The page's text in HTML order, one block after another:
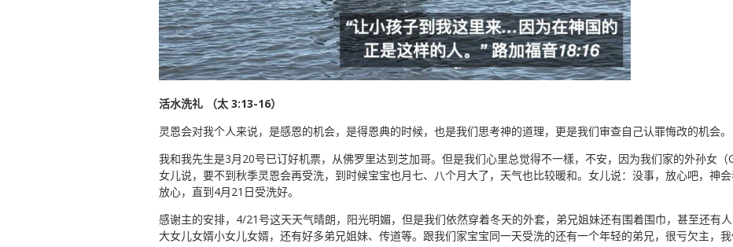
活水洗礼 （太 3:13-16）
灵恩会对我个人来说，是感恩的机会，是得恩典的时候，也是我们思考神的道理，更是我们审查自己认罪悔改的机会。
我和我先生是3月20号已订好机票，从佛罗里达到芝加哥。但是我们心里总觉得不一樣，不安，因为我们家的外孙女
女儿说，要不到秋季灵恩会再受洗，到时候宝宝也月七、八个月大了，天气也比较暖和。女儿说：没事，放心吧，神
放心，直到4月21日受洗好。
感谢主的安排，4/21号这天天气晴朗，阳光明媚，但是我们依然穿着冬天的外套，弟兄姐妹还有围着围巾，甚至还有人
大女儿女婿小女儿女婿，还有好多弟兄姐妹、传道等。跟我们家宝宝同一天受洗的还有一个年轻的弟兄，很亏欠主，我